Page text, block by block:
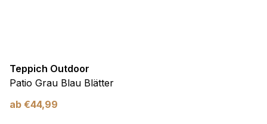
Teppich Outdoor
Patio Grau Blau Blätter
ab €44,99